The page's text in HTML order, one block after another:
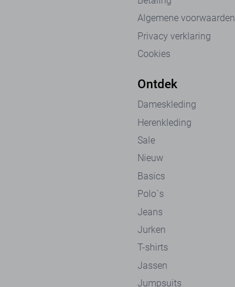
Algemene voorwaarden
Privacy verklaring
Cookies
Ontdek
Dameskleding
Herenkleding
Sale
Nieuw
Basics
Polo`s
Jeans
Jurken
T-shirts
Jassen
Jumpsuits